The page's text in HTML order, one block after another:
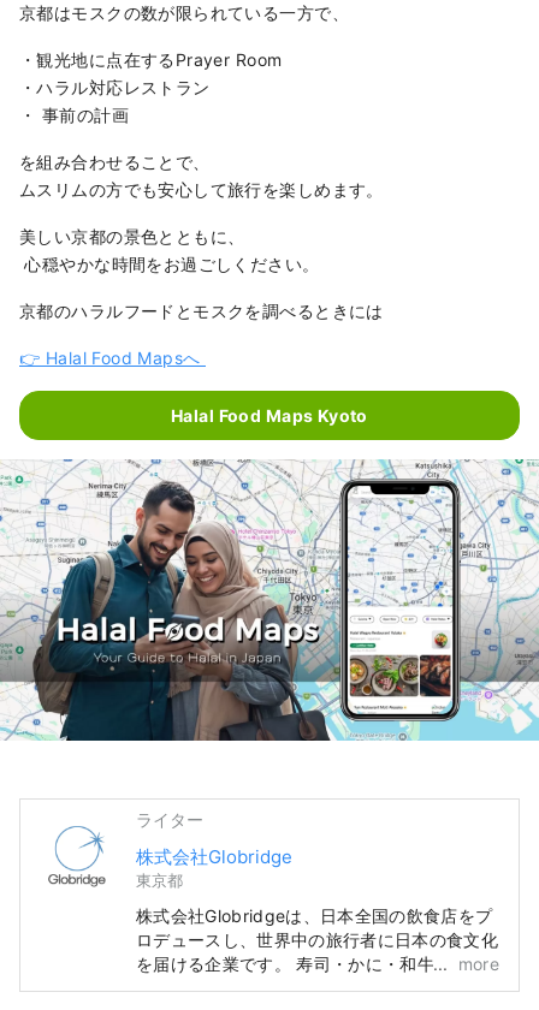
京都はモスクの数が限られている一方で、
・観光地に点在するPrayer Room
・ハラル対応レストラン
・ 事前の計画
を組み合わせることで、
ムスリムの方でも安心して旅行を楽しめます。
美しい京都の景色とともに、
心穏やかな時間をお過ごしください。
京都のハラルフードとモスクを調べるときには
👉 Halal Food Mapsへ
Halal Food Maps Kyoto
ライター
株式会社Globridge
東京都
株式会社Globridgeは、日本全国の飲食店をプ
ロデュースし、世界中の旅行者に日本の食文化
を届ける企業です。 寿司・かに・和牛など、
日本ならではの豪快で贅沢なグルメ体験を、多
more